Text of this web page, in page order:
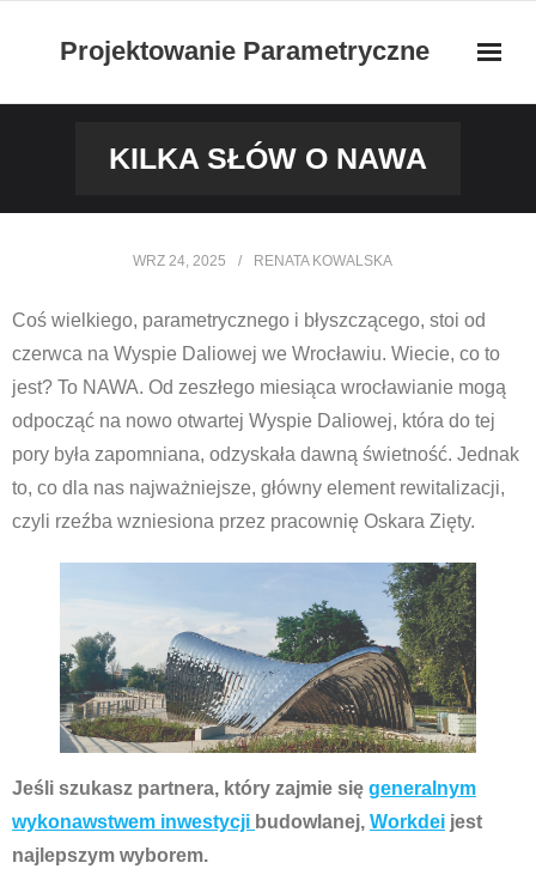
Projektowanie Parametryczne
KILKA SŁÓW O NAWA
WRZ 24, 2025 RENATA KOWALSKA
Coś wielkiego, parametrycznego i błyszczącego, stoi od
czerwca na Wyspie Daliowej we Wrocławiu. Wiecie, co to
jest? To NAWA. Od zeszłego miesiąca wrocławianie mogą
odpocząć na nowo otwartej Wyspie Daliowej, która do tej
pory była zapomniana, odzyskała dawną świetność. Jednak
to, co dla nas najważniejsze, główny element rewitalizacji,
czyli rzeźba wzniesiona przez pracownię Oskara Zięty.
Jeśli szukasz partnera, który zajmie się generalnym
wykonawstwem inwestycji budowlanej, Workdei jest
najlepszym wyborem.